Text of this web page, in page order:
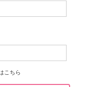
こちら